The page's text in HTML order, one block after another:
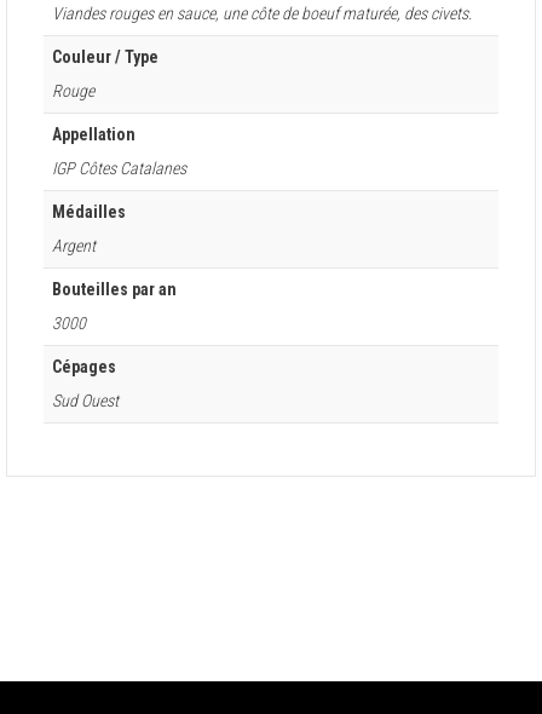
Viandes rouges en sauce, une côte de boeuf maturée, des civets.
Couleur / Type
Rouge
Appellation
IGP Côtes Catalanes
Médailles
Argent
Bouteilles par an
3000
Cépages
Sud Ouest